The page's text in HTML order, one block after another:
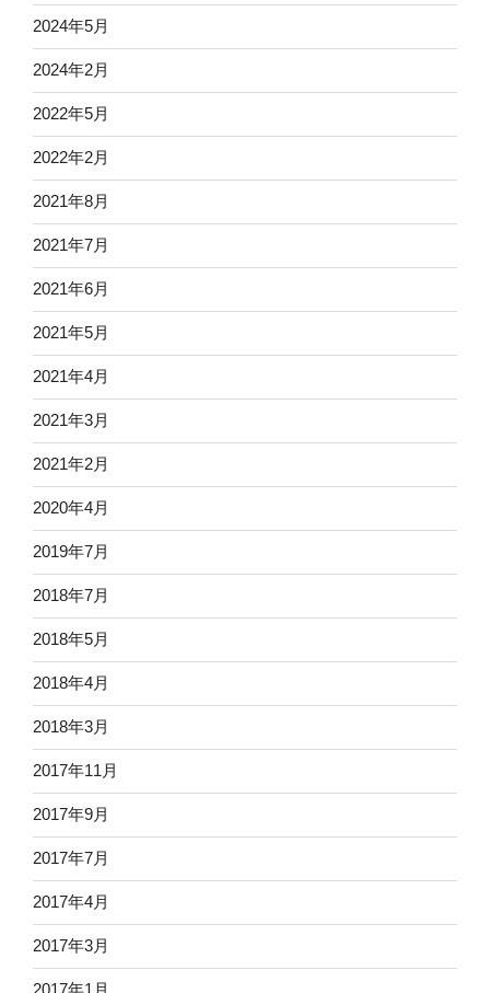
2024年5月
2024年2月
2022年5月
2022年2月
2021年8月
2021年7月
2021年6月
2021年5月
2021年4月
2021年3月
2021年2月
2020年4月
2019年7月
2018年7月
2018年5月
2018年4月
2018年3月
2017年11月
2017年9月
2017年7月
2017年4月
2017年3月